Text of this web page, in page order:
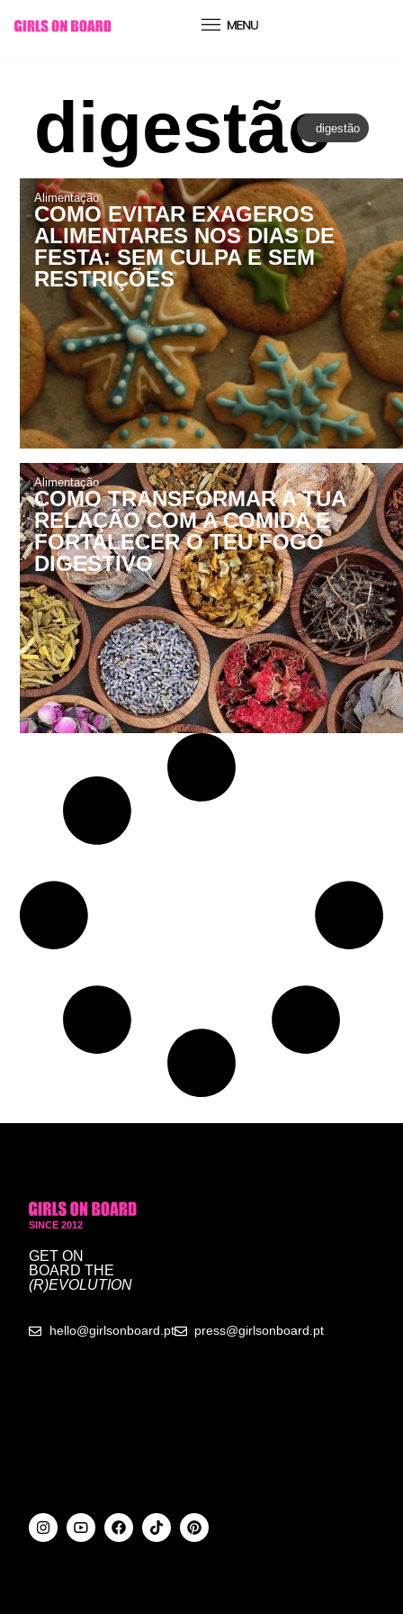
conteúdo
digestãodigestão
Alimentação
COMO EVITAR EXAGEROS
ALIMENTARES NOS DIAS DE
FESTA: SEM CULPA E SEM
RESTRIÇÕES
Alimentação
COMO TRANSFORMAR A TUA
RELAÇÃO COM A COMIDA E
FORTALECER O TEU FOGO
DIGESTIVO
SINCE 2012
GET ON
BOARD THE
(R)EVOLUTION
hello@girlsonboard.pt press@girlsonboard.pt